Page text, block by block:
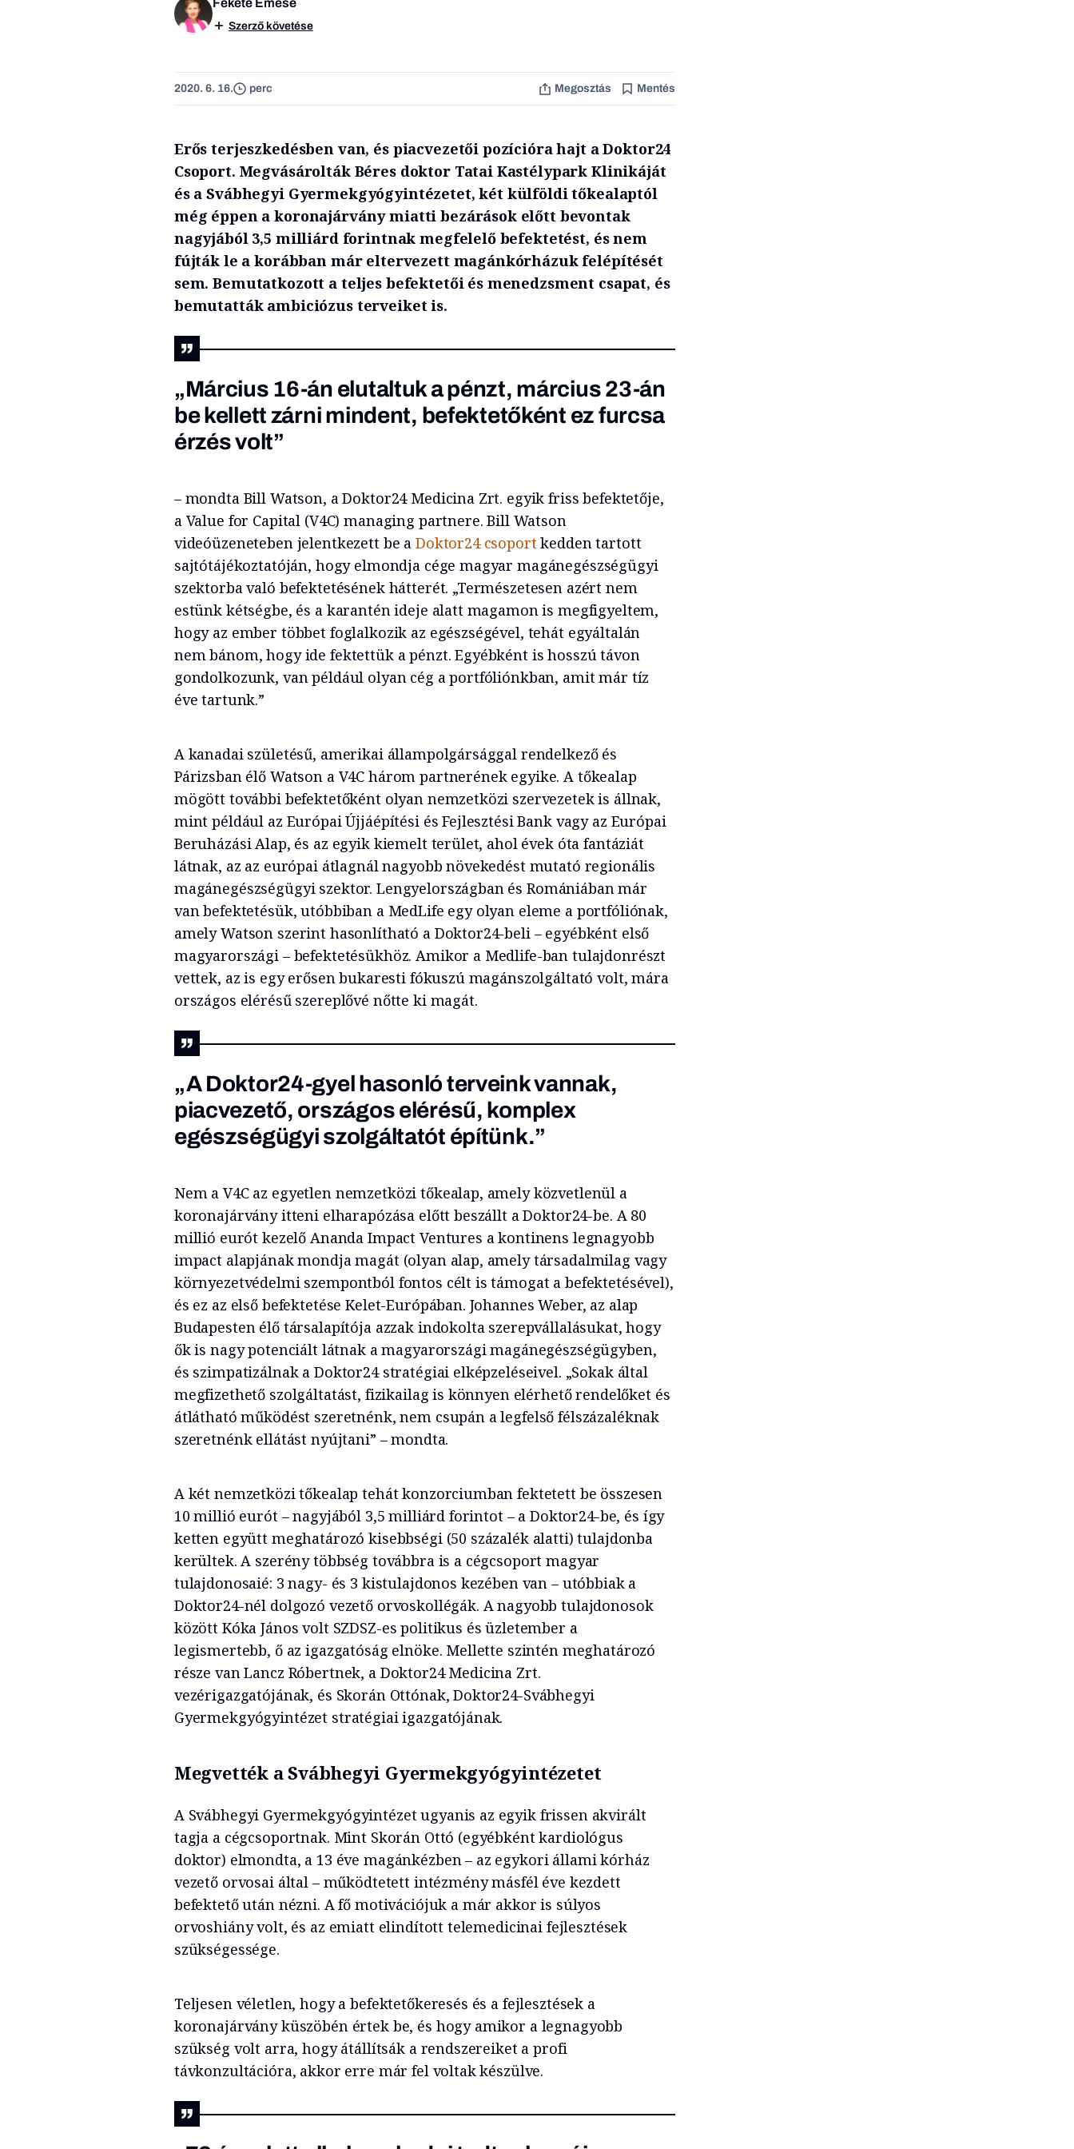
Szerző követése
2020. 6. 16. perc Megosztás Mentés
Erős terjeszkedésben van, és piacvezetői pozícióra hajt a Doktor24
Csoport. Megvásárolták Béres doktor Tatai Kastélypark Klinikáját
és a Svábhegyi Gyermekgyógyintézetet, két külföldi tőkealaptól
még éppen a koronajárvány miatti bezárások előtt bevontak
nagyjából 3,5 milliárd forintnak megfelelő befektetést, és nem
fújták le a korábban már eltervezett magánkórházuk felépítését
sem. Bemutatkozott a teljes befektetői és menedzsment csapat, és
bemutatták ambiciózus terveiket is.
„Március 16-án elutaltuk a pénzt, március 23-án
be kellett zárni mindent, befektetőként ez furcsa
érzés volt”
– mondta Bill Watson, a Doktor24 Medicina Zrt. egyik friss befektetője,
a Value for Capital (V4C) managing partnere. Bill Watson
videóüzeneteben jelentkezett be a Doktor24 csoport kedden tartott
sajtótájékoztatóján, hogy elmondja cége magyar magánegészségügyi
szektorba való befektetésének hátterét. „Természetesen azért nem
estünk kétségbe, és a karantén ideje alatt magamon is megfigyeltem,
hogy az ember többet foglalkozik az egészségével, tehát egyáltalán
nem bánom, hogy ide fektettük a pénzt. Egyébként is hosszú távon
gondolkozunk, van például olyan cég a portfóliónkban, amit már tíz
éve tartunk.”
A kanadai születésű, amerikai állampolgársággal rendelkező és
Párizsban élő Watson a V4C három partnerének egyike. A tőkealap
mögött további befektetőként olyan nemzetközi szervezetek is állnak,
mint például az Európai Újjáépítési és Fejlesztési Bank vagy az Európai
Beruházási Alap, és az egyik kiemelt terület, ahol évek óta fantáziát
látnak, az az európai átlagnál nagyobb növekedést mutató regionális
magánegészségügyi szektor. Lengyelországban és Romániában már
van befektetésük, utóbbiban a MedLife egy olyan eleme a portfóliónak,
amely Watson szerint hasonlítható a Doktor24-beli – egyébként első
magyarországi – befektetésükhöz. Amikor a Medlife-ban tulajdonrészt
vettek, az is egy erősen bukaresti fókuszú magánszolgáltató volt, mára
országos elérésű szereplővé nőtte ki magát.
„A Doktor24-gyel hasonló terveink vannak,
piacvezető, országos elérésű, komplex
egészségügyi szolgáltatót építünk.”
Nem a V4C az egyetlen nemzetközi tőkealap, amely közvetlenül a
koronajárvány itteni elharapózása előtt beszállt a Doktor24-be. A 80
millió eurót kezelő Ananda Impact Ventures a kontinens legnagyobb
impact alapjának mondja magát (olyan alap, amely társadalmilag vagy
környezetvédelmi szempontból fontos célt is támogat a befektetésével),
és ez az első befektetése Kelet-Európában. Johannes Weber, az alap
Budapesten élő társalapítója azzak indokolta szerepvállalásukat, hogy
ők is nagy potenciált látnak a magyarországi magánegészségügyben,
és szimpatizálnak a Doktor24 stratégiai elképzeléseivel. „Sokak által
megfizethető szolgáltatást, fizikailag is könnyen elérhető rendelőket és
átlátható működést szeretnénk, nem csupán a legfelső félszázaléknak
szeretnénk ellátást nyújtani” – mondta.
A két nemzetközi tőkealap tehát konzorciumban fektetett be összesen
10 millió eurót – nagyjából 3,5 milliárd forintot – a Doktor24-be, és így
ketten együtt meghatározó kisebbségi (50 százalék alatti) tulajdonba
kerültek. A szerény többség továbbra is a cégcsoport magyar
tulajdonosaié: 3 nagy- és 3 kistulajdonos kezében van – utóbbiak a
Doktor24-nél dolgozó vezető orvoskollégák. A nagyobb tulajdonosok
között Kóka János volt SZDSZ-es politikus és üzletember a
legismertebb, ő az igazgatóság elnöke. Mellette szintén meghatározó
része van Lancz Róbertnek, a Doktor24 Medicina Zrt.
vezérigazgatójának, és Skorán Ottónak, Doktor24-Svábhegyi
Gyermekgyógyintézet stratégiai igazgatójának.
Megvették a Svábhegyi Gyermekgyógyintézetet
A Svábhegyi Gyermekgyógyintézet ugyanis az egyik frissen akvirált
tagja a cégcsoportnak. Mint Skorán Ottó (egyébként kardiológus
doktor) elmondta, a 13 éve magánkézben – az egykori állami kórház
vezető orvosai által – működtetett intézmény másfél éve kezdett
befektető után nézni. A fő motivációjuk a már akkor is súlyos
orvoshiány volt, és az emiatt elindított telemedicinai fejlesztések
szükségessége.
Teljesen véletlen, hogy a befektetőkeresés és a fejlesztések a
koronajárvány küszöbén értek be, és hogy amikor a legnagyobb
szükség volt arra, hogy átállítsák a rendszereiket a profi
távkonzultációra, akkor erre már fel voltak készülve.